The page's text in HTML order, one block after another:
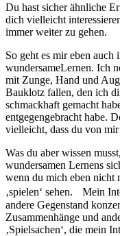
Du hast sicher ähnliche
dich vielleicht
immer weiter zu gehen.
So geht es mir eben auch
wundersameLernen. Ich
mit Zunge, Hand und
Bauklotz fallen, den ich
schmackhaft gemacht
entgegengebracht habe.
vielleicht, dass du von
Was du aber wissen
wundersamen Lernens
wenn du mich eben nicht
‚spielen‘ sehen. Mein
andere Gegenstand
Zusammenhänge und
‚Spielsachen‘, die mein